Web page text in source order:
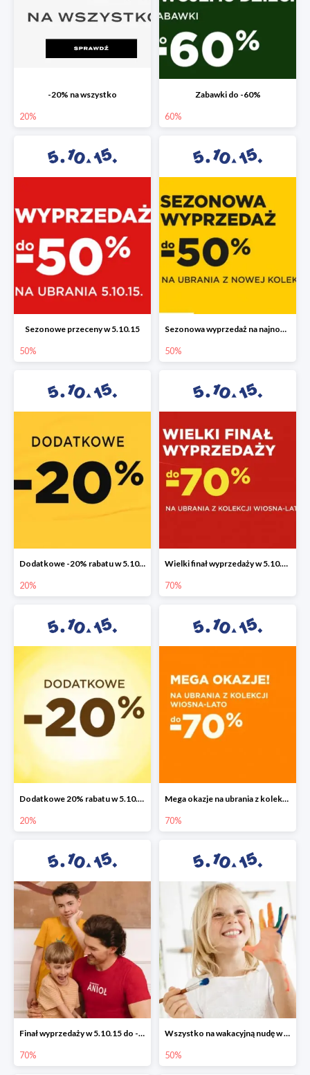
-20% na wszystko
20%
Zabawki do -60%
60%
Sezonowe przeceny w 5.10.15
50%
Sezonowa wyprzedaż na najnowszą kolekcję do -50%
50%
Dodatkowe -20% rabatu w 5.10.15
20%
Wielki finał wyprzedaży w 5.10.15 do -70%
70%
Dodatkowe 20% rabatu w 5.10.15
20%
Mega okazje na ubrania z kolekcji wiosna-lato do -70%
70%
Finał wyprzedaży w 5.10.15 do -70%
70%
Wszystko na wakacyjną nudę w 5.10.15 - gry i zabawki do -50%
50%